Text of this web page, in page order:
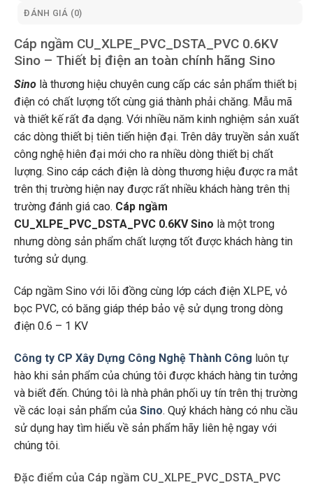
ĐÁNH GIÁ (0)
Cáp ngầm CU_XLPE_PVC_DSTA_PVC 0.6KV
Sino – Thiết bị điện an toàn chính hãng Sino
Sinolà thương hiệu chuyên cung cấp các sản phẩm thiết bị
điện có chất lượng tốt cùng giá thành phải chăng. Mẫu mã
và thiết kế rất đa dạng. Với nhiều năm kinh nghiệm sản xuất
các dòng thiết bị tiên tiến hiện đại. Trên dây truyền sản xuất
công nghệ hiên đại mới cho ra nhiều dòng thiết bị chất
lượng. Sino cáp cách điện là dòng thương hiệu được ra mắt
trên thị trường hiện nay được rất nhiều khách hàng trên thị
trường đánh giá cao. Cáp ngầm
CU_XLPE_PVC_DSTA_PVC 0.6KV Sino là một trong
nhưng dòng sản phẩm chất lượng tốt được khách hàng tin
tưởng sử dụng.
Cáp ngầm Sino với lõi đồng cùng lớp cách điện XLPE, vỏ
bọc PVC, có băng giáp thép bảo vệ sử dụng trong dòng
điện 0.6 – 1 KV
Công ty CP Xây Dựng Công Nghệ Thành Công luôn tự
hào khi sản phẩm của chúng tôi được khách hàng tin tưởng
và biết đến. Chúng tôi là nhà phân phối uy tín trên thị trường
về các loại sản phẩm của Sino. Quý khách hàng có nhu cầu
sử dụng hay tìm hiểu về sản phẩm hãy liên hệ ngay với
chúng tôi.
Đặc điểm của Cáp ngầm CU_XLPE_PVC_DSTA_PVC